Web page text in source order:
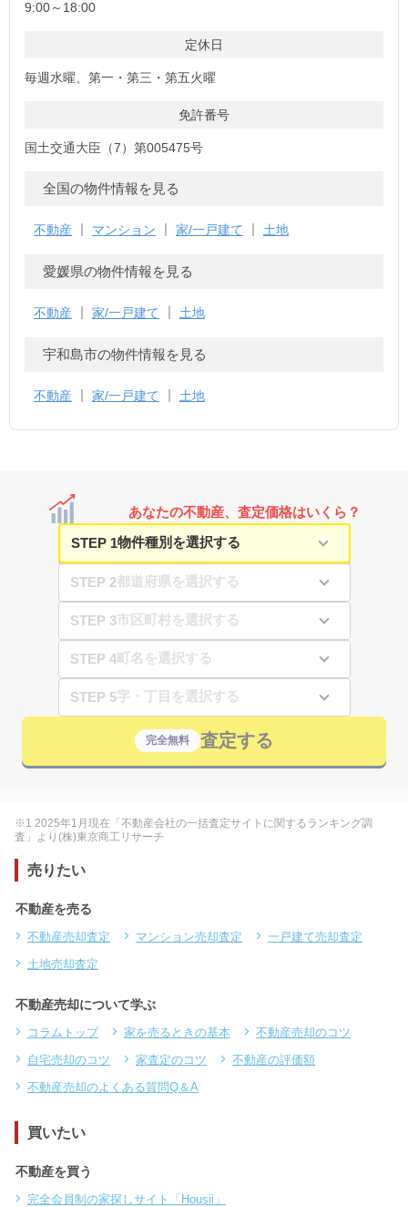
9:00～18:00
定休日
毎週水曜、第一・第三・第五火曜
免許番号
国土交通大臣（7）第005475号
全国の物件情報を見る
不動産 マンション 家/一戸建て 土地
愛媛県の物件情報を見る
不動産 家/一戸建て 土地
宇和島市の物件情報を見る
不動産 家/一戸建て 土地
あなたの不動産、査定価格はいくら？
STEP 1
STEP 2
STEP 3
STEP 4
STEP 5
完全無料 査定する
※1 2025年1月現在「不動産会社の一括査定サイトに関するランキング調
査」より(株)東京商工リサーチ
売りたい
不動産を売る
不動産売却査定 マンション売却査定
一戸建て売却査定
土地売却査定
不動産売却について学ぶ
コラムトップ 家を売るときの基本
不動産売却のコツ
自宅売却のコツ
家査定のコツ
不動産の評価額
不動産売却のよくある質問Q＆A
買いたい
不動産を買う
完全会員制の家探しサイト「Housii」